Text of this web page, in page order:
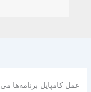
عمل کامپایل برنامه‌ها